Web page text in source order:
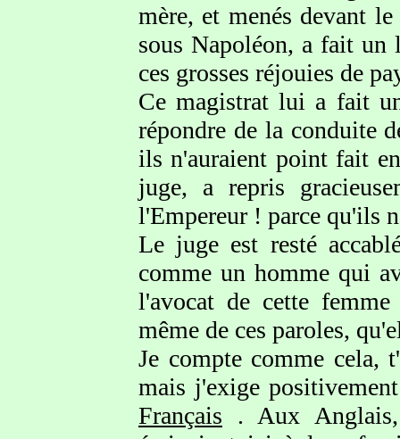
mère, et menés devant
sous Napoléon, a fait un
ces grosses réjouies de
Ce magistrat lui a fait
répondre de la conduite
ils n'auraient point fait
juge, a repris
l'Empereur ! parce qu'ils
Le juge est resté
comme un homme qui
l'avocat de cette
même de ces paroles,
Je compte comme cela,
mais j'exige
Français . Aux